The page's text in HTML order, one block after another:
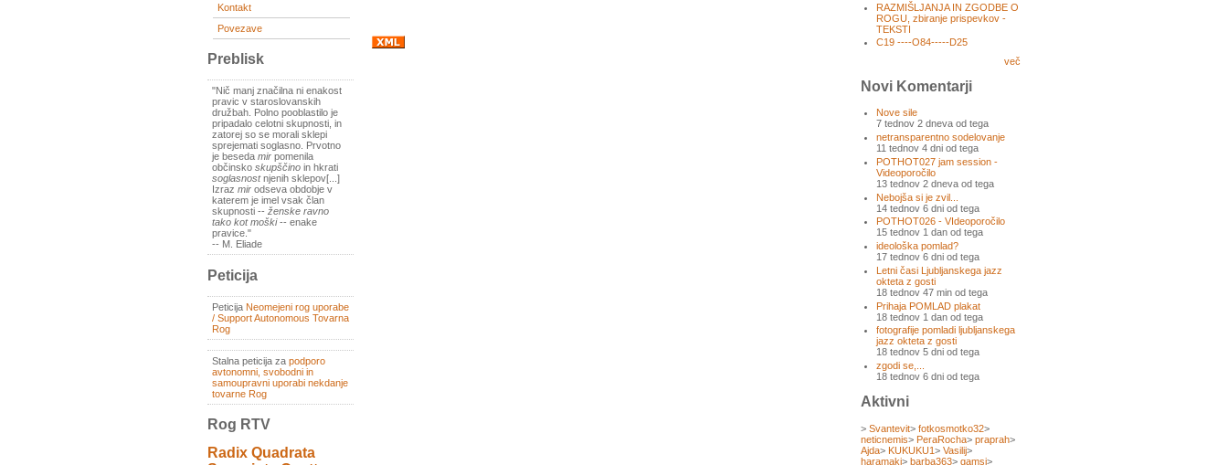
Kontakt
Povezave
Preblisk
"Nič manj značilna ni enakost
pravic v staroslovanskih
družbah. Polno pooblastilo je
pripadalo celotni skupnosti, in
zatorej so se morali sklepi
sprejemati soglasno. Prvotno
je beseda mir pomenila
občinsko skupščino in hkrati
soglasnostnjenih sklepov[...]
Izraz mir odseva obdobje v
katerem je imel vsak član
skupnosti -- ženske ravno
tako kot moški-- enake
pravice."
-- M. Eliade
Peticija
Peticija Neomejeni rog uporabe
/ Support Autonomous Tovarna
Rog
Stalna peticija za podporo
avtonomni, svobodni in
samoupravni uporabi nekdanje
tovarne Rog
Rog RTV
Radix Quadrata
RAZMIŠLJANJA IN ZGODBE O
ROGU, zbiranje prispevkov -
TEKSTI
C19 ----O84-----D25
več
Novi Komentarji
Nove sile
7 tednov 2 dneva od tega
netransparentno sodelovanje
11 tednov 4 dni od tega
POTHOT027 jam session -
Videoporočilo
13 tednov 2 dneva od tega
Nebojša si je zvil...
14 tednov 6 dni od tega
POTHOT026 - VIdeoporočilo
15 tednov 1 dan od tega
ideološka pomlad?
17 tednov 6 dni od tega
Letni časi Ljubljanskega jazz
okteta z gosti
18 tednov 47 min od tega
Prihaja POMLAD plakat
18 tednov 1 dan od tega
fotografije pomladi ljubljanskega
jazz okteta z gosti
18 tednov 5 dni od tega
zgodi se,...
18 tednov 6 dni od tega
Aktivni
> Svantevit> fotkosmotko32>
neticnemis> PeraRocha> praprah>
Ajda> KUKUKU1> Vasilij>
haramaki> barba363> gamsi>